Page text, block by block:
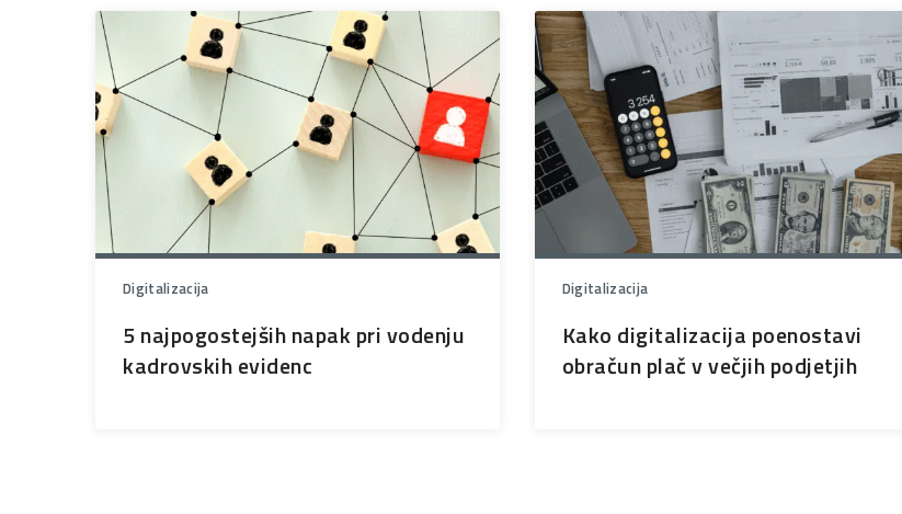
Digitalizacija
5 najpogostejših napak pri vodenju
kadrovskih evidenc
Digitalizacija
Kako digitalizacija poenostavi
obračun plač v večjih podjetjih